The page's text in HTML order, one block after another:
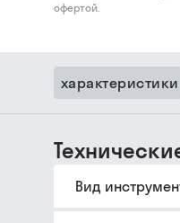
офертой.
характеристики
Вид